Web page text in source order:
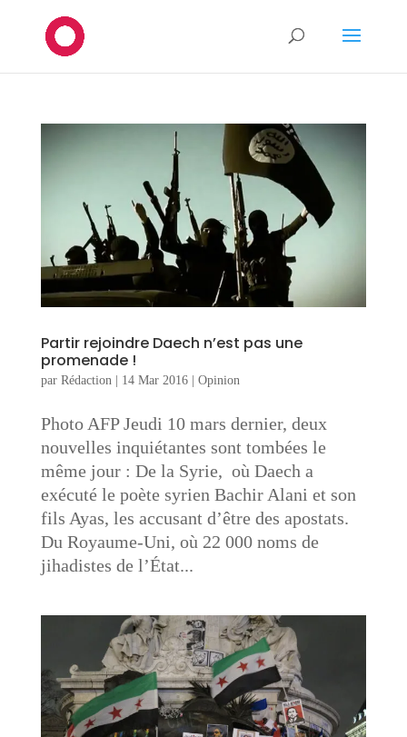
Partir rejoindre Daech n’est pas une
promenade !
par Rédaction 14 Mar 2016| Opinion
Photo AFP Jeudi 10 mars dernier, deux
nouvelles inquiétantes sont tombées le
même jour : De la Syrie, où Daech a
exécuté le poète syrien Bachir Alani et son
fils Ayas, les accusant d’être des apostats.
Du Royaume-Uni, où 22 000 noms de
jihadistes de l’État...